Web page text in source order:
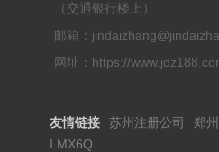
（交通银行楼上）
邮箱：
网址：https://
友情链接 苏州注册公司 郑
I.MX6Q